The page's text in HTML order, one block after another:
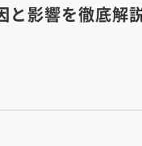
と影響を徹底解